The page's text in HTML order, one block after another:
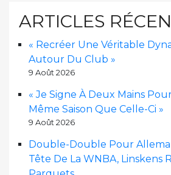
ARTICLES
« Recréer Une Véritable
Autour Du Club »
9 Août 2026
« Je Signe À Deux Mains
Même Saison Que Celle-Ci »
9 Août 2026
Double-Double Pour
Tête De La WNBA, Linskens